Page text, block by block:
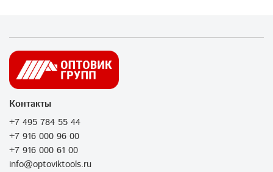
Контакты
+7 495 784 55 44
+7 916 000 96 00
+7 916 000 61 00
info@optoviktools.ru